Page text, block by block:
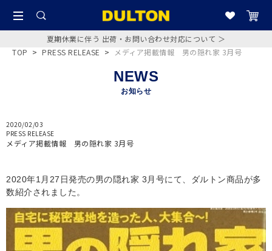
夏期休業に伴う 出荷・お問い合わせ対応について ＞
TOP > PRESS RELEASE > メディア掲載情報 男の隠れ家 3月号
NEWS
お知らせ
2020/02/03
PRESS RELEASE
メディア掲載情報 男の隠れ家 3月号
2020年1月27日発売の男の隠れ家 3月号にて、ダルトン商品が多
数紹介されました。